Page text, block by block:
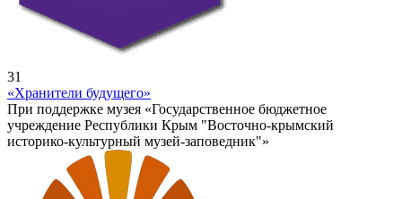
31
«Хранители будущего»
При поддержке музея «Государственное бюджетное
учреждение Республики Крым "Восточно-крымский
историко-культурный музей-заповедник"»